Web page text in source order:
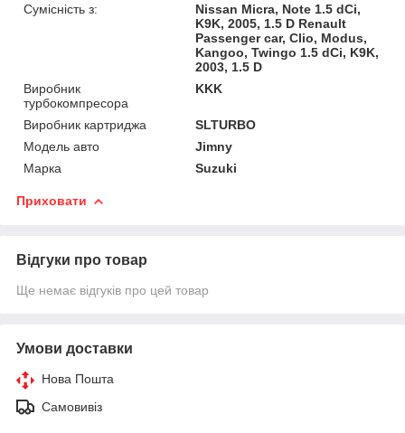
Сумісність з:
Nissan Micra, Note 1.5 dCi,
K9K, 2005, 1.5 D Renault
Passenger car, Clio, Modus,
Kangoo, Twingo 1.5 dCi, K9K,
2003, 1.5 D
Виробник
турбокомпресора
KKK
Виробник картриджа
SLTURBO
Модель авто
Jimny
Марка
Suzuki
Приховати
Відгуки про товар
Ще немає відгуків про цей товар
Умови доставки
Нова Пошта
Самовивіз